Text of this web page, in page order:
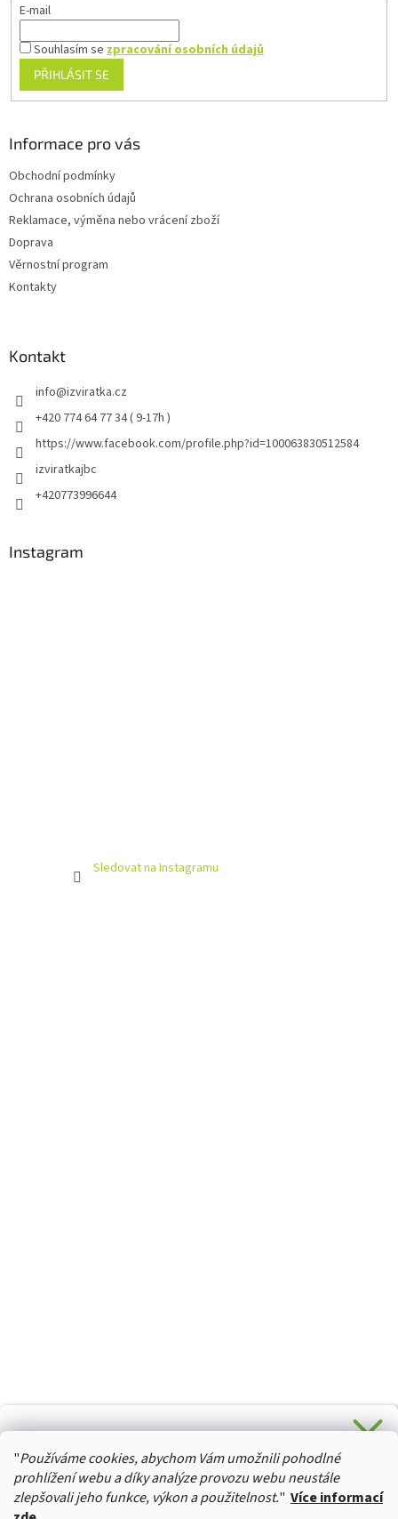
"Používáme cookies, abychom Vám umožnili pohodlné
prohlížení webu a díky analýze provozu webu neustále
zlepšovali jeho funkce, výkon a použitelnost." Více informací
E-mail
Souhlasím sezpracování osobních údajů
PŘIHLÁSIT SE
Informace pro vás
Obchodní podmínky
Ochrana osobních údajů
Reklamace, výměna nebo vrácení zboží
Doprava
Věrnostní program
Kontakty
Kontakt
info@izviratka.cz
+420 774 64 77 34 ( 9-17h )
https://www.facebook.com/profile.php?id=100063830512584
izviratkajbc
+420773996644
Instagram
Sledovat na Instagramu
HURTTA-COLLECTION.CZ
Stačí se přihlásit k odběru novinek z našeho obchodu a je
Vaše :)